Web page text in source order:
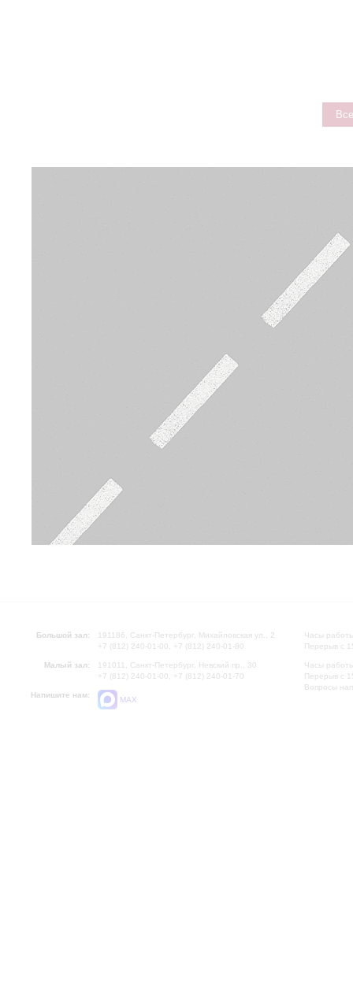
Большой зал:
191186, Санкт-Петербург, Михайловская ул., 2
+7 (812) 240-01-00, +7 (812) 240-01-80
Малый зал:
191011, Санкт-Петербург, Невский пр., 30
+7 (812) 240-01-00, +7 (812) 240-01-70
Напишите нам:
MAX
Часы
Перерыв с
Часы
Перерыв с
Вопросы